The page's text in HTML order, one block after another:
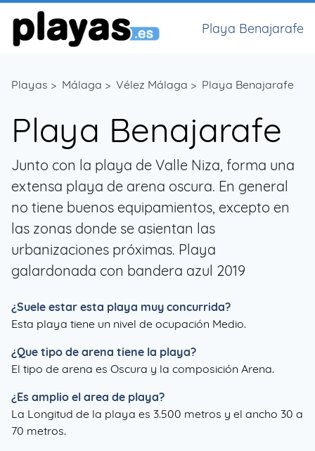
Playa Benajarafe
Playas > Málaga > Vélez Málaga > Playa Benajarafe
Playa Benajarafe
Junto con la playa de Valle Niza, forma una
extensa playa de arena oscura. En general
no tiene buenos equipamientos, excepto en
las zonas donde se asientan las
urbanizaciones próximas. Playa
galardonada con bandera azul 2019
¿Suele estar esta playa muy concurrida?
Esta playa tiene un nivel de ocupación Medio.
¿Que tipo de arena tiene la playa?
El tipo de arena es Oscura y la composición Arena.
¿Es amplio el area de playa?
La Longitud de la playa es 3.500 metros y el ancho 30 a
70 metros.